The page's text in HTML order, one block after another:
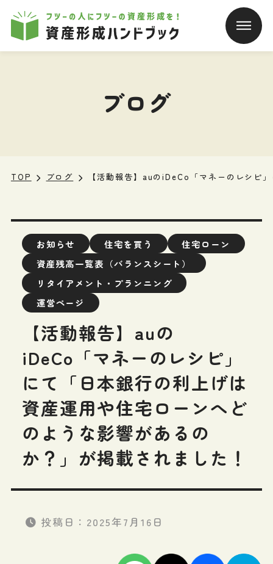
本文へ移動
ブログ
TOP ブログ 【活動報告】auのiDeCo「マネーのレシピ
お知らせ 住宅を買う
住宅ローン
資産残高一覧表（バランスシート）
リタイアメント・プランニング
運営ページ
【活動報告】auの
iDeCo「マネーのレシピ」
にて「日本銀行の利上げは
資産運用や住宅ローンへど
のような影響があるの
か？」が掲載されました！
投稿日： 2025年7月16日